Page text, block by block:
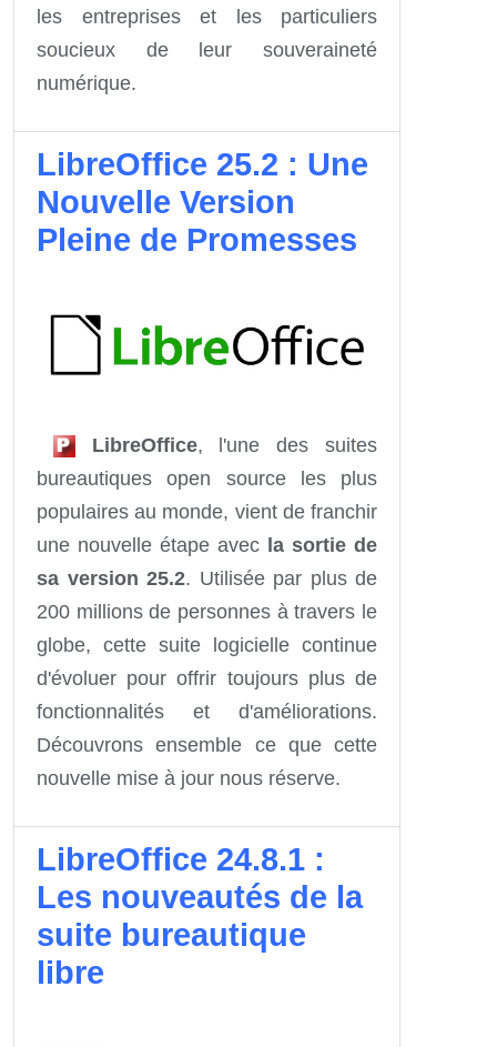
les entreprises et les particuliers
soucieux de leur souveraineté
numérique.
LibreOffice 25.2 : Une
Nouvelle Version
Pleine de Promesses
LibreOffice, l'une des suites
bureautiques open source les plus
populaires au monde, vient de franchir
une nouvelle étape avec la sortie de
sa version 25.2. Utilisée par plus de
200 millions de personnes à travers le
globe, cette suite logicielle continue
d'évoluer pour offrir toujours plus de
fonctionnalités et d'améliorations.
Découvrons ensemble ce que cette
nouvelle mise à jour nous réserve.
LibreOffice 24.8.1 :
Les nouveautés de la
suite bureautique
libre